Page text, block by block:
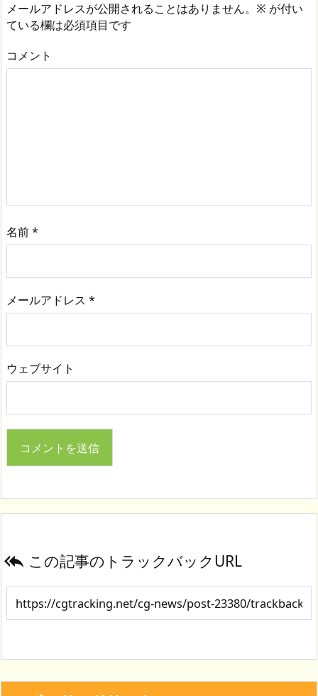
メールアドレスが公開されることはありません。 ※ が付い
ている欄は必須項目です
コメント
名前*
メールアドレス *
ウェブサイト
 この記事のトラックバックURL